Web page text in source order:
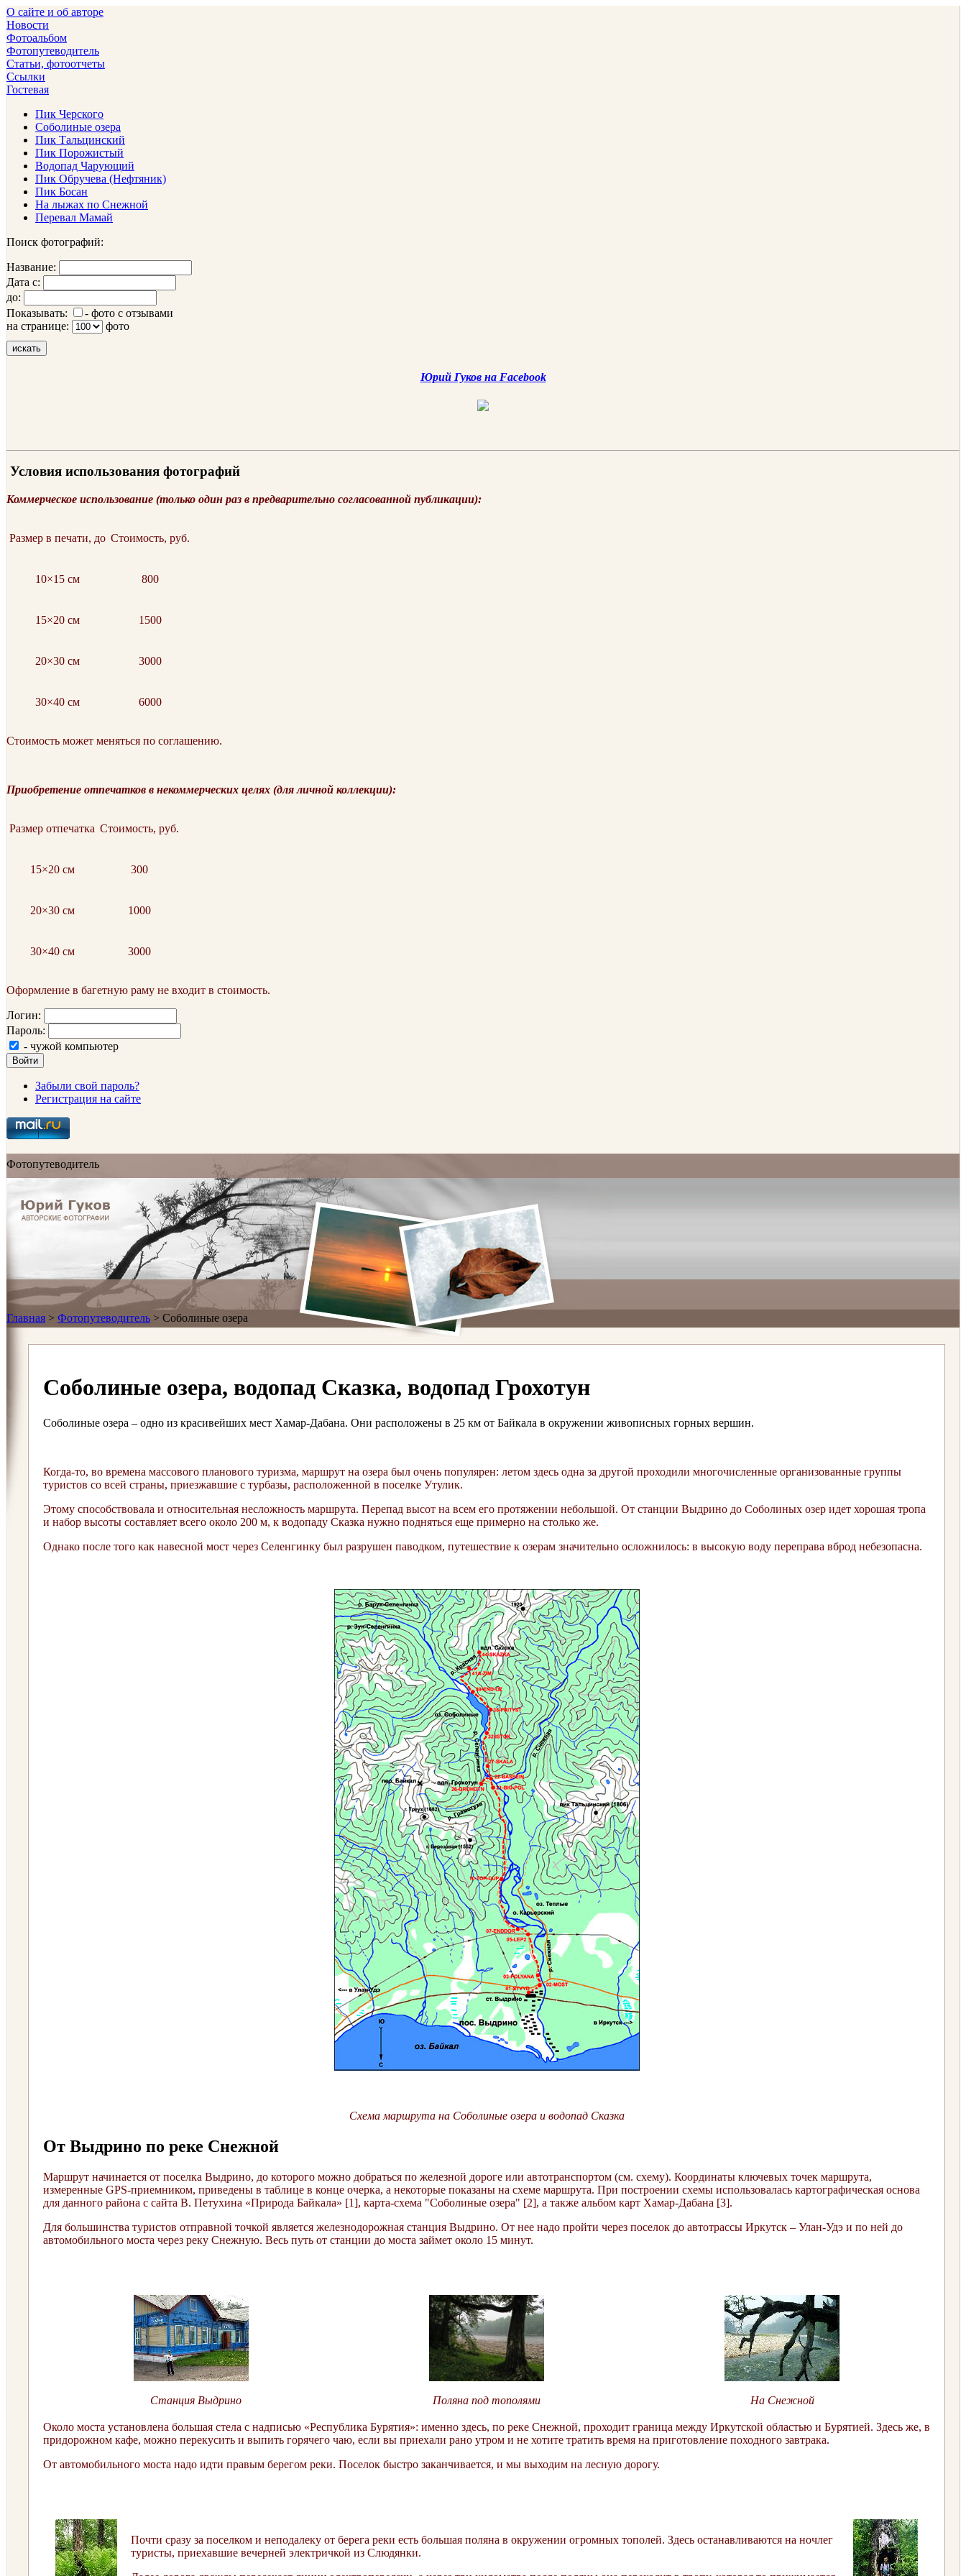
О сайте и об авторе
Новости
Фотоальбом
Фотопутеводитель
Статьи, фотоотчеты
Ссылки
Гостевая
Пик Черского
Соболиные озера
Пик Тальцинский
Пик Порожистый
Водопад Чарующий
Пик Обручева (Нефтяник)
Пик Босан
На лыжах по Снежной
Перевал Мамай
Поиск фотографий:
Название:
Дата с:
до:
Показывать:
- фото с отзывами
на странице:
фото
искать
Юрий Гуков на Facebook
Условия использования фотографий
Коммерческое использование (только один раз в предварительно согласованной публикации):
Размер в печати, до Стоимость, руб.
10×15 см 800
15×20 см 1500
20×30 см 3000
30×40 см 6000
Стоимость может меняться по соглашению.
Приобретение отпечатков в некоммерческих целях (для личной коллекции):
Размер отпечатка Стоимость, руб.
15×20 см 300
20×30 см 1000
30×40 см 3000
Оформление в багетную раму не входит в стоимость.
Логин:
Пароль:
- чужой компьютер
Войти
Забыли свой пароль?
Регистрация на сайте
Фотопутеводитель
Главная > Фотопутеводитель > Соболиные озера
Соболиные озера, водопад Сказка, водопад Грохотун
Соболиные озера – одно из красивейших мест Хамар-Дабана. Они расположены в 25 км от Байкала в окружении живописных горных вершин.
Когда-то, во времена массового планового туризма, маршрут на озера был очень популярен: летом здесь одна за другой проходили многочисленные организованные группы
туристов со всей страны, приезжавшие с турбазы, расположенной в поселке Утулик.
Этому способствовала и относительная несложность маршрута. Перепад высот на всем его протяжении небольшой. От станции Выдрино до Соболиных озер идет хорошая тропа
и набор высоты составляет всего около 200 м, к водопаду Сказка нужно подняться еще примерно на столько же.
Однако после того как навесной мост через Селенгинку был разрушен паводком, путешествие к озерам значительно осложнилось: в высокую воду переправа вброд небезопасна.
Схема маршрута на Соболиные озера и водопад Сказка
От Выдрино по реке Снежной
Маршрут начинается от поселка Выдрино, до которого можно добраться по железной дороге или автотранспортом (см. схему). Координаты ключевых точек маршрута,
измеренные GPS-приемником, приведены в таблице в конце очерка, а некоторые показаны на схеме маршрута. При построении схемы использовалась картографическая основа
для данного района с сайта В. Петухина «Природа Байкала» [1], карта-схема "Соболиные озера" [2], а также альбом карт Хамар-Дабана [3].
Для большинства туристов отправной точкой является железнодорожная станция Выдрино. От нее надо пройти через поселок до автотрассы Иркутск – Улан-Удэ и по ней до
автомобильного моста через реку Снежную. Весь путь от станции до моста займет около 15 минут.
Станция Выдрино Поляна под тополями На Снежной
Около моста установлена большая стела с надписью «Республика Бурятия»: именно здесь, по реке Снежной, проходит граница между Иркутской областью и Бурятией. Здесь же, в
придорожном кафе, можно перекусить и выпить горячего чаю, если вы приехали рано утром и не хотите тратить время на приготовление походного завтрака.
От автомобильного моста надо идти правым берегом реки. Поселок быстро заканчивается, и мы выходим на лесную дорогу.
Почти сразу за поселком и неподалеку от берега реки есть большая поляна в окружении огромных тополей. Здесь останавливаются на ночлег
туристы, приехавшие вечерней электричкой из Слюдянки.